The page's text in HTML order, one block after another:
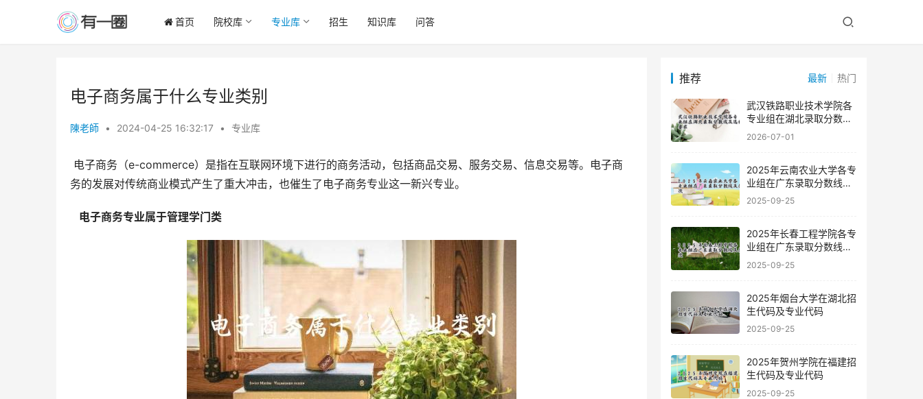
首页 院校库 专业库 招生 知识库 问答
电子商务属于什么专业类别
陳老師 • 2024-04-25 16:32:17 • 专业库
务的发展对传统商业模式产生了重大冲击，也催生了电子商务专业这一新兴专业。
  电子商务专业属于管理学门类
推荐 最新 热门
武汉铁路职业技术学院各
专业组在湖北录取分数线
及选科要求
2026-07-01
2025年云南农业大学各专
业组在广东录取分数线及
位次
2025-09-25
2025年长春工程学院各专
业组在广东录取分数线及
位次
2025-09-25
2025年烟台大学在湖北招
生代码及专业代码
2025-09-25
2025年贺州学院在福建招
生代码及专业代码
2025-09-25